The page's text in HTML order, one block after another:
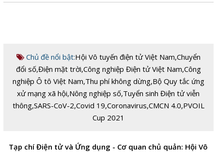
Chủ đề nổi bật:Hội Vô tuyến điện tử Việt Nam,Chuyển
đổi số,Điện mặt trời,Công nghiệp Điện tử Việt Nam,Công
nghiệp Ô tô Việt Nam,Thu phí không dừng,Bộ Quy tắc ứng
xử mạng xã hội,Nông nghiệp số,Tuyển sinh Điện tử viễn
thông,SARS-CoV-2,Covid 19,Coronavirus,CMCN 4.0,PVOIL
Cup 2021
Tạp chí Điện tử và Ứng dụng - Cơ quan chủ quản: Hội Vô